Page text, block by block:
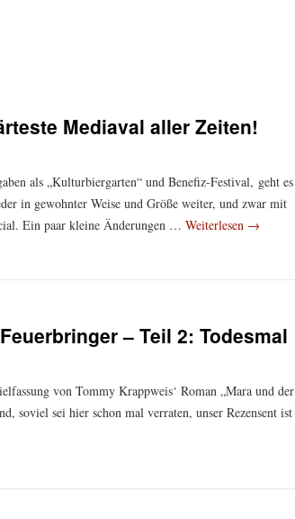
Mediaval aller Zeiten!
als „Kulturbiergarten“ und Benefiz-Festival, geht es
in gewohnter Weise und Größe weiter, und zwar mit
Ein paar kleine Änderungen … Weiterlesen →
– Teil 2: Todesmal
von Tommy Krappweis‘ Roman „Mara und der
soviel sei hier schon mal verraten, unser Rezensent ist